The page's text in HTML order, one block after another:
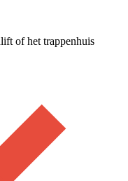
of het trappenhuis